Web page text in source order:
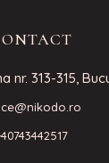
nr. 313-315,